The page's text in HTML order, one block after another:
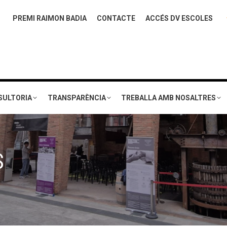
PREMI RAIMON BADIA CONTACTE ACCÉS DV ESCOLES
TRANSPARÈNCIA TREBALLA AMB NOSALTRES